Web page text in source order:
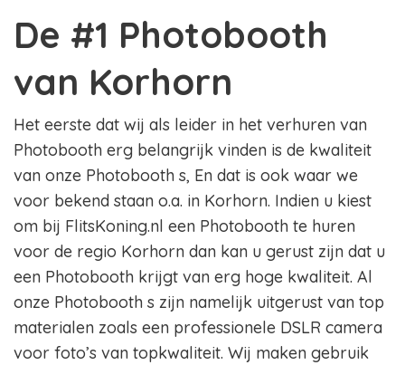
De #1 Photobooth
van Korhorn
Het eerste dat wij als leider in het verhuren van
Photobooth erg belangrijk vinden is de kwaliteit
van onze Photobooth s, En dat is ook waar we
voor bekend staan o.a. in Korhorn. Indien u kiest
om bij FlitsKoning.nl een Photobooth te huren
voor de regio Korhorn dan kan u gerust zijn dat u
een Photobooth krijgt van erg hoge kwaliteit. Al
onze Photobooth s zijn namelijk uitgerust van top
materialen zoals een professionele DSLR camera
voor foto’s van topkwaliteit. Wij maken gebruik